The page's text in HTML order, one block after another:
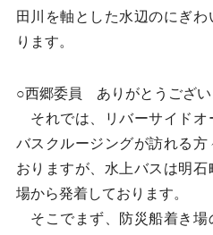
田川を軸とした水辺のにぎ
ります。
○西郷委員 ありがとうござい
それでは、リバーサイドオ
バスクルージングが訪れる
おりますが、水上バスは明
場から発着しております。
そこでまず、防災船着き場